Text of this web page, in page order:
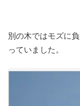
別の木ではモズに
っていました。